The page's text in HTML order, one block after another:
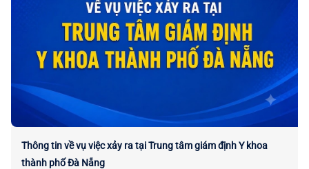
Thông tin về vụ việc xảy ra tại Trung tâm giám định Y khoa
thành phố Đà Nẵng